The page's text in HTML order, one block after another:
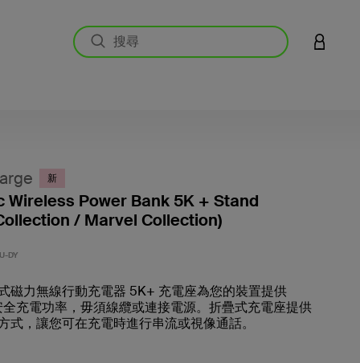
登入您
新
Wireless Power Bank 5K + Stand
/ Marvel Collection)
DY
磁力無線行動充電器 5K+ 充電座為您的裝置提供
全充電功率，毋須線纜或連接電源。折疊式充電座提供
式，讓您可在充電時進行串流或視像通話。